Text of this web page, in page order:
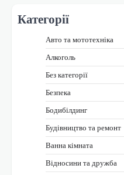
Категорії
Авто та мототехніка
Алкоголь
Без категорії
Безпека
Бодибілдинг
Будівництво та ремонт
Ванна кімната
Відносини та дружба